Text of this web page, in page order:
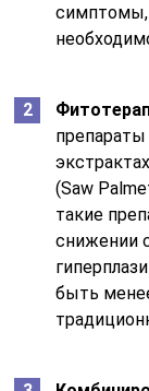
симптомы,
(Saw
такие
снижении
быть